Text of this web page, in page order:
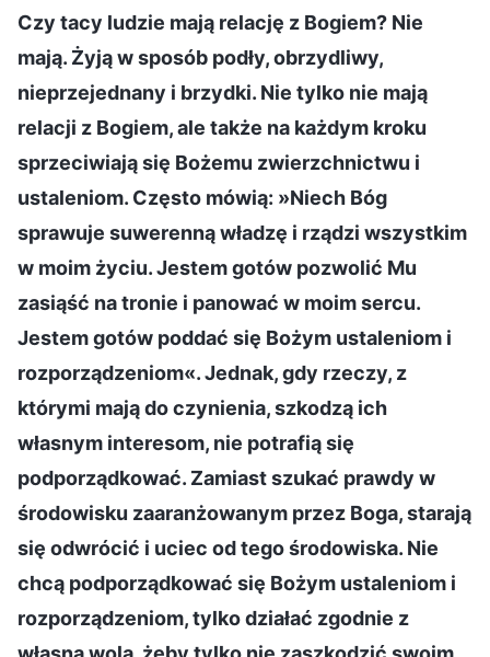
Czy tacy ludzie mają relację z Bogiem? Nie
mają. Żyją w sposób podły, obrzydliwy,
nieprzejednany i brzydki. Nie tylko nie mają
relacji z Bogiem, ale także na każdym kroku
sprzeciwiają się Bożemu zwierzchnictwu i
ustaleniom. Często mówią: »Niech Bóg
sprawuje suwerenną władzę i rządzi wszystkim
w moim życiu. Jestem gotów pozwolić Mu
zasiąść na tronie i panować w moim sercu.
Jestem gotów poddać się Bożym ustaleniom i
rozporządzeniom«. Jednak, gdy rzeczy, z
którymi mają do czynienia, szkodzą ich
własnym interesom, nie potrafią się
podporządkować. Zamiast szukać prawdy w
środowisku zaaranżowanym przez Boga, starają
się odwrócić i uciec od tego środowiska. Nie
chcą podporządkować się Bożym ustaleniom i
rozporządzeniom, tylko działać zgodnie z